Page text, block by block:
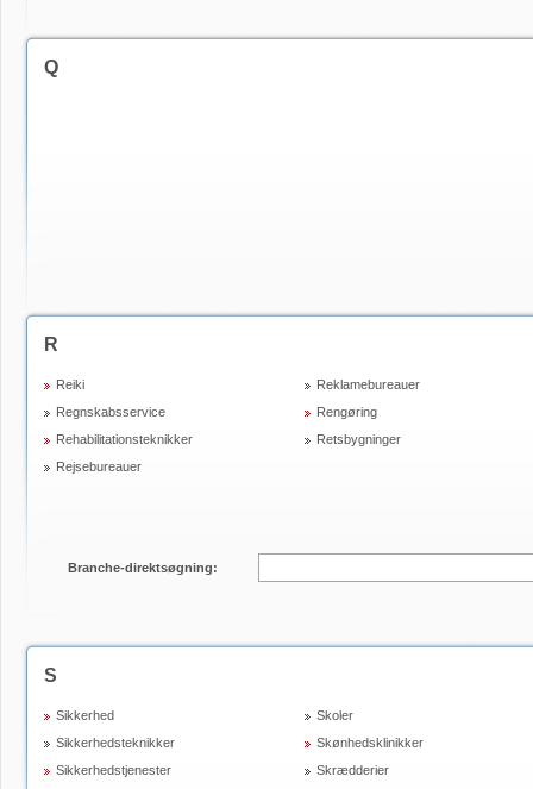
Q
R
Reiki
Regnskabsservice
Rehabilitationsteknikker
Rejsebureauer
Reklamebureauer
Rengøring
Retsbygninger
Branche-direktsøgning:
S
Sikkerhed
Sikkerhedsteknikker
Sikkerhedstjenester
Skoler
Skønhedsklinikker
Skrædderier